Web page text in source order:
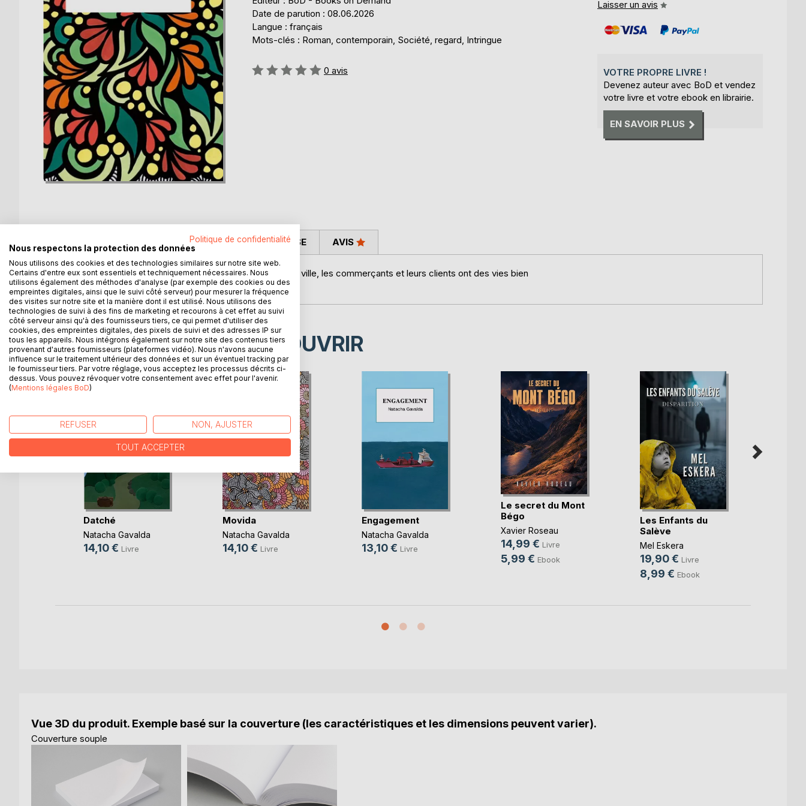
Date de parution : 08.06.2026
Langue : français
Mots-clés : Roman, contemporain, Société, regard, Intringue
Évaluation:
0 avis
Laisser un avis
VOTRE PROPRE LIVRE !
Devenez auteur avec BoD et vendez
votre livre et votre ebook en librairie.
EN SAVOIR PLUS
DESCRIPTION
Dans une zone commerciale, à la périphérie d'une grande ville, les commerçants et leurs clients ont des vies bien
peu ordinaires.
AUTEUR(S) CRITIQUES PRESSE AVIS
D’AUTRES TITRES À DÉCOUVRIR
Datché
Natacha Gavalda
14,10 € Livre
Movida
Natacha Gavalda
14,10 € Livre
Engagement
Natacha Gavalda
13,10 € Livre
Le secret du Mont
Bégo
Xavier Roseau
14,99 € Livre
5,99 € Ebook
Les Enfants du
Salève
Mel Eskera
19,90 € Livre
8,99 € Ebook
Vue 3D du produit. Exemple basé sur la couverture (les caractéristiques et les dimensions peuvent varier).
Couverture souple
Politique de confidentialité
Nous respectons la protection des données
Nous utilisons des cookies et des technologies similaires sur notre site web.
Certains d'entre eux sont essentiels et techniquement nécessaires. Nous
utilisons également des méthodes d'analyse (par exemple des cookies ou des
empreintes digitales, ainsi que le suivi côté serveur) pour mesurer la fréquence
des visites sur notre site et la manière dont il est utilisé. Nous utilisons des
technologies de suivi à des fins de marketing et recourons à cet effet au suivi
côté serveur ainsi qu'à des fournisseurs tiers, ce qui permet d'utiliser des
cookies, des empreintes digitales, des pixels de suivi et des adresses IP sur
tous les appareils. Nous intégrons également sur notre site des contenus tiers
provenant d'autres fournisseurs (plateformes vidéo). Nous n'avons aucune
influence sur le traitement ultérieur des données et sur un éventuel tracking par
le fournisseur tiers. Par votre réglage, vous acceptez les processus décrits ci-
dessus. Vous pouvez révoquer votre consentement avec effet pour l'avenir.
(Mentions légales BoD)
REFUSER NON, AJUSTER
TOUT ACCEPTER